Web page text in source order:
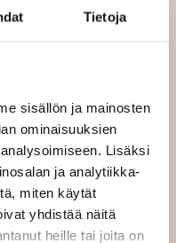
Tietoja
sisällön ja mainosten
ominaisuuksien
Lisäksi
ja analytiikka-
miten käytät
yhdistää näitä
heille tai joita on